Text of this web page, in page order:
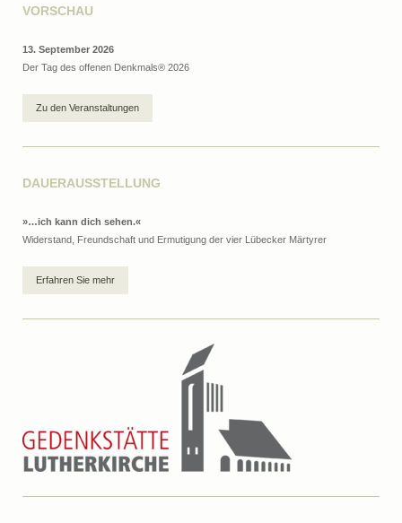
VORSCHAU
13. September 2026
Der Tag des offenen Denkmals® 2026
Zu den Veranstaltungen
DAUERAUSSTELLUNG
»…ich kann dich sehen.«
Widerstand, Freundschaft und Ermutigung der vier Lübecker Märtyrer
Erfahren Sie mehr